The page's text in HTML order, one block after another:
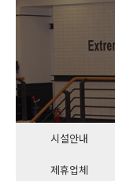
시설안내
제휴업체